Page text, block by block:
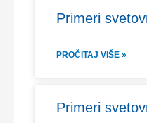
Primeri
PROČITAJ VIŠE »
Primeri